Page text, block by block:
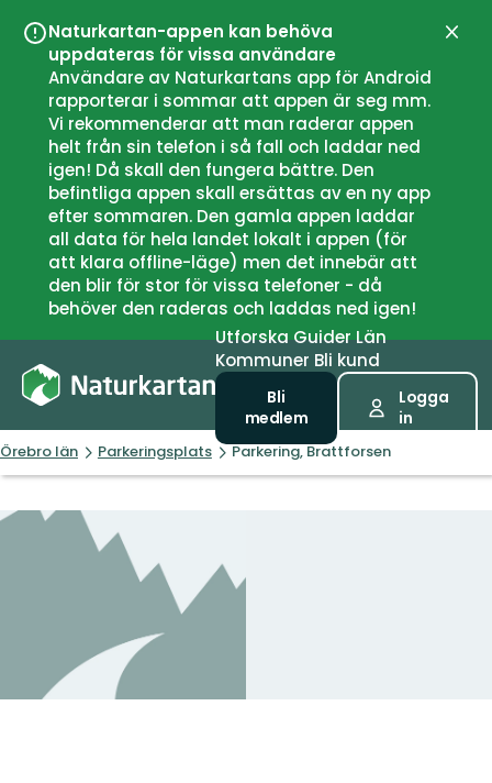
Naturkartan-appen kan behöva
uppdateras för vissa användare
Användare av Naturkartans app för Android
rapporterar i sommar att appen är seg mm.
Vi rekommenderar att man raderar appen
helt från sin telefon i så fall och laddar ned
igen! Då skall den fungera bättre. Den
befintliga appen skall ersättas av en ny app
efter sommaren. Den gamla appen laddar
all data för hela landet lokalt i appen (för
att klara offline-läge) men det innebär att
den blir för stor för vissa telefoner - då
behöver den raderas och laddas ned igen!
UtforskaGuiderLän
Kommuner Bli kund
Bli
medlem
Logga
in
Örebro län Parkeringsplats Parkering, Brattforsen